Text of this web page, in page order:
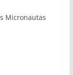
Micronautas